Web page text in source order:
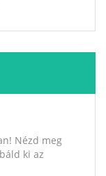
Nézd meg
ki az